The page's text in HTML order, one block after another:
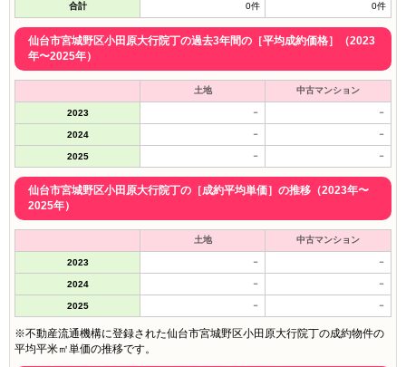
合計 0件 0件
仙台市宮城野区小田原大行院丁の過去3年間の［平均成約価格］（2023
年〜2025年）
土地 中古マンション
2023 － －
2024 － －
2025 － －
仙台市宮城野区小田原大行院丁の［成約平均単価］の推移（2023年〜
2025年）
土地 中古マンション
2023 － －
2024 － －
2025 － －
※不動産流通機構に登録された仙台市宮城野区小田原大行院丁の成約物件の
平均平米㎡単価の推移です。